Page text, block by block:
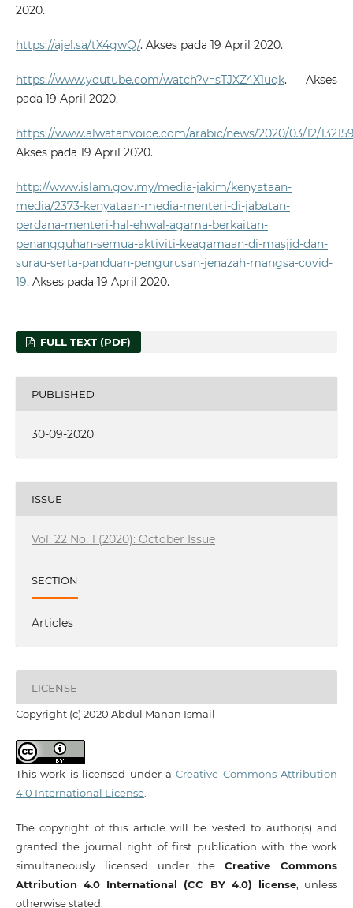
2020.
https://ajel.sa/tX4gwQ/. Akses pada 19 April 2020.
https://www.youtube.com/watch?v=sTJXZ4X1uqk. Akses
pada 19 April 2020.
https://www.alwatanvoice.com/arabic/news/2020/03/12/
Akses pada 19 April 2020.
http://www.islam.gov.my/media-jakim/kenyataan-
media/2373-kenyataan-media-menteri-di-jabatan-
perdana-menteri-hal-ehwal-agama-berkaitan-
penangguhan-semua-aktiviti-keagamaan-di-masjid-dan-
surau-serta-panduan-pengurusan-jenazah-mangsa-covid-
19. Akses pada 19 April 2020.
FULL TEXT (PDF)
PUBLISHED
30-09-2020
ISSUE
Vol. 22 No. 1 (2020): October Issue
SECTION
Articles
LICENSE
Copyright (c) 2020 Abdul Manan Ismail
This work is licensed under aCreative Commons Attribution
4.0 International License.
The copyright of this article will be vested to author(s) and
granted the journal right of first publication with the work
simultaneously licensed under theCreative Commons
Attribution 4.0 International (CC BY 4.0) license, unless
otherwise stated.